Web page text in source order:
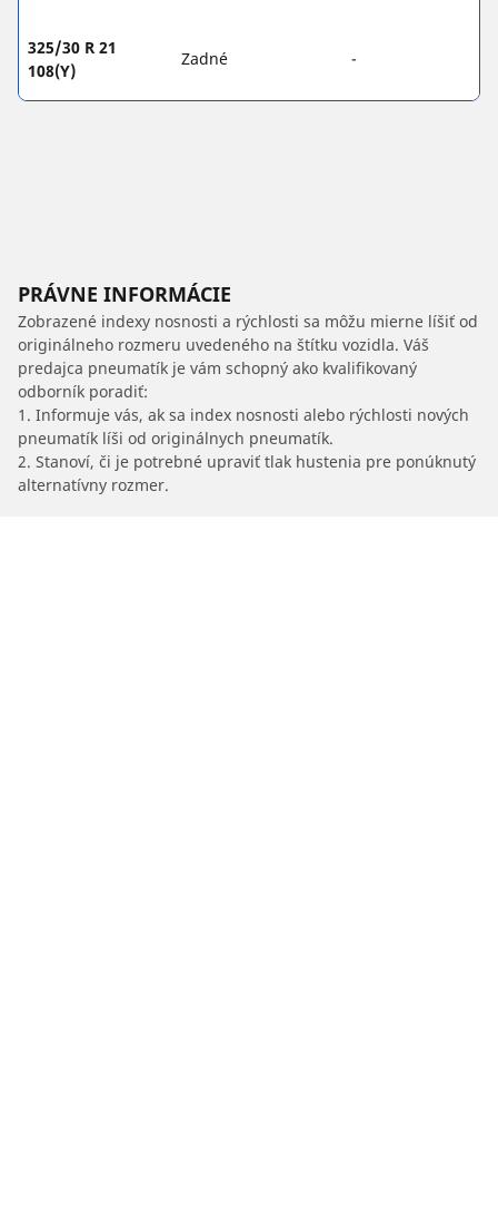
325/30 R 21
108(Y)
Zadné -
PRÁVNE INFORMÁCIE
Zobrazené indexy nosnosti a rýchlosti sa môžu mierne líšiť od
originálneho rozmeru uvedeného na štítku vozidla. Váš
predajca pneumatík je vám schopný ako kvalifikovaný
odborník poradiť:
1. Informuje vás, ak sa index nosnosti alebo rýchlosti nových
pneumatík líši od originálnych pneumatík.
2. Stanoví, či je potrebné upraviť tlak hustenia pre ponúknutý
alternatívny rozmer.